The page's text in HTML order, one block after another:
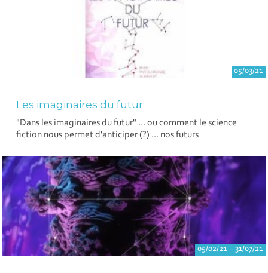
05/03/21
Les imaginaires du futur
"Dans les imaginaires du futur" ... ou comment le science
fiction nous permet d'anticiper (?) ... nos futurs
05/02/21 - 31/07/21